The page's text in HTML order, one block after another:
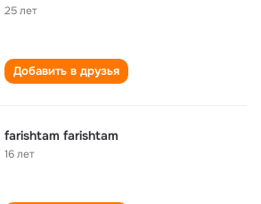
25 лет
Добавить в друзья
farishtam farishtam
16 лет